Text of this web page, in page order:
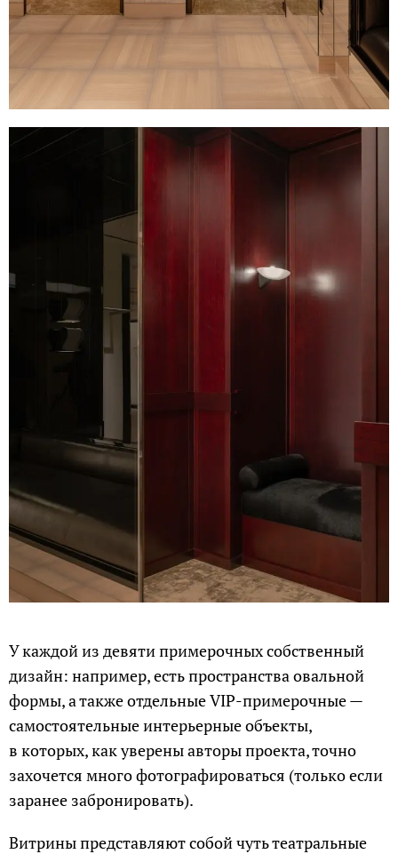
У каждой из девяти примерочных собственный
дизайн: например, есть пространства овальной
формы, а также отдельные VIP-примерочные —
самостоятельные интерьерные объекты,
в которых, как уверены авторы проекта, точно
захочется много фотографироваться (только если
заранее забронировать).
Витрины представляют собой чуть театральные